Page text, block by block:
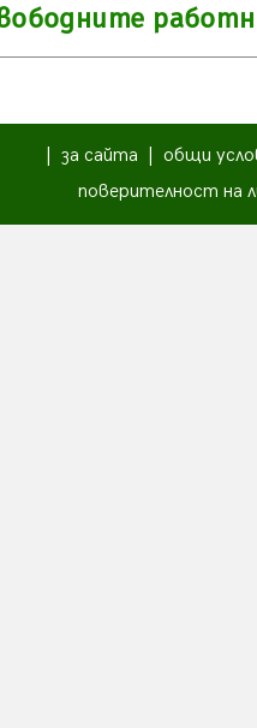
за сайта
общи
поверителност на